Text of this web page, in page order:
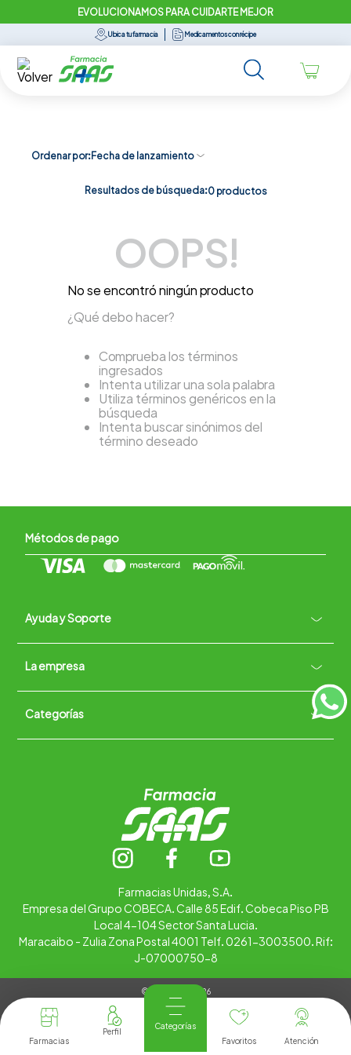
EVOLUCIONAMOS PARA CUIDARTE MEJOR
Ubica tu farmacia Medicamentos con récipe
Farmacias
Categorías
Favoritos
Atención
Ordenar por Fecha de lanzamiento
Resultados de búsqueda:0 productos
OOPS!
No se encontró ningún producto
¿Qué debo hacer?
Comprueba los términos
ingresados
Intenta utilizar una sola palabra
Utiliza términos genéricos en la
búsqueda
Intenta buscar sinónimos del
término deseado
Métodos de pago
Ayuda y Soporte +
Contacto vía WhatsApp
Términos y condiciones
La empresa +
Quiénes somos
Trabaja con nosotros
Categorías +
Farmacias Unidas, S.A.
Empresa del Grupo COBECA. Calle 85 Edif. Cobeca Piso PB
Local 4-104 Sector Santa Lucia.
Maracaibo - Zulia Zona Postal 4001 Telf. 0261-3003500. Rif:
J-07000750-8
© Copyright 2026
Tienda Virtual desarrollada por
Tecnología